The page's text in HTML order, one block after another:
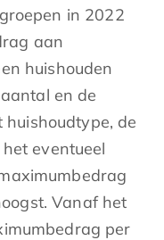
in 2022
aan
huishouden
en de
de
eventueel
Vanaf het
per